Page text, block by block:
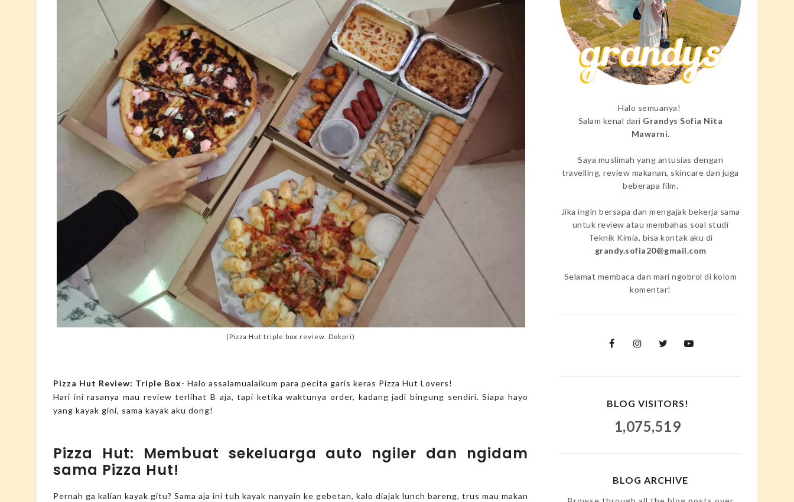
(Pizza Hut triple box review. Dokpri)
Pizza Hut Review: Triple Box- Halo assalamualaikum para pecita garis keras Pizza Hut Lovers!
Hari ini rasanya mau review terlihat B aja, tapi ketika waktunya order, kadang jadi bingung sendiri. Siapa hayo
yang kayak gini, sama kayak aku dong!
Pizza Hut: Membuat sekeluarga auto ngiler dan ngidam
sama Pizza Hut!
Pernah ga kalian kayak gitu? Sama aja ini tuh kayak nanyain ke gebetan, kalo diajak lunch bareng, trus mau makan
Halo semuanya!
Salam kenal dari Grandys Sofia Nita
Mawarni.
Saya muslimah yang antusias dengan
travelling, review makanan, skincare dan juga
beberapa film.
Jika ingin bersapa dan mengajak bekerja sama
untuk review atau membahas soal studi
Teknik Kimia, bisa kontak aku di
grandy.sofia20@gmail.com
Selamat membaca dan mari ngobrol di kolom
komentar!
BLOG VISITORS!
1,075,519
BLOG ARCHIVE